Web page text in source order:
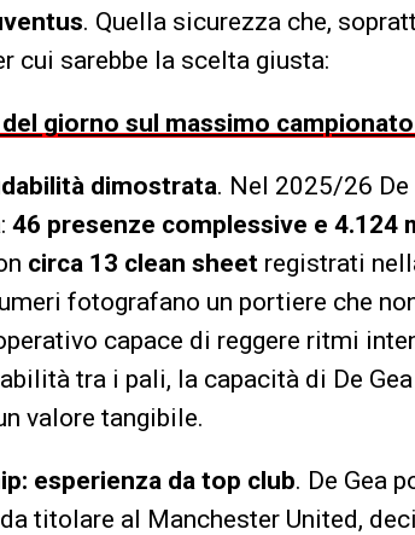
. Quella sicurezza che,
cui sarebbe la scelta giusta:
giorno sul massimo
dimostrata. Nel 2025/26 De
46 presenze complessive e 4.124
circa 13 clean sheet registrati
fotografano un portiere che
capace di reggere ritmi
tra i pali, la capacità di De
valore tangibile.
esperienza da top club. De Gea
titolare al Manchester United,